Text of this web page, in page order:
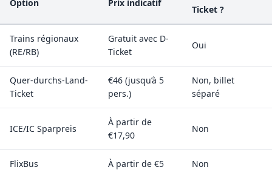
Option Prix indicatif
Ticket ?
Trains régionaux
(RE/RB)
Gratuit avec D-
Ticket
Oui
Quer-durchs-Land-
Ticket
€46 (jusqu’à 5
pers.)
Non, billet
séparé
ICE/IC Sparpreis
À partir de
€17,90
Non
FlixBus À partir de €5 Non